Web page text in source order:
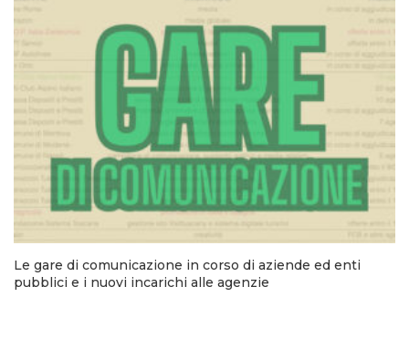
Le gare di comunicazione in corso di aziende ed enti
pubblici e i nuovi incarichi alle agenzie